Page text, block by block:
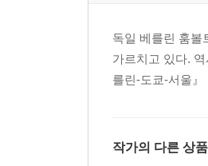
독일 베를린 훔볼
가르치고 있다.
를린-도쿄-서울
작가의 다른 상품